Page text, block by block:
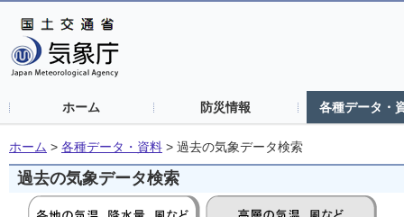
ホーム 防災情報 各種データ・
ホーム > 各種データ・資料 > 過去の気象データ検索
過去の気象データ検索